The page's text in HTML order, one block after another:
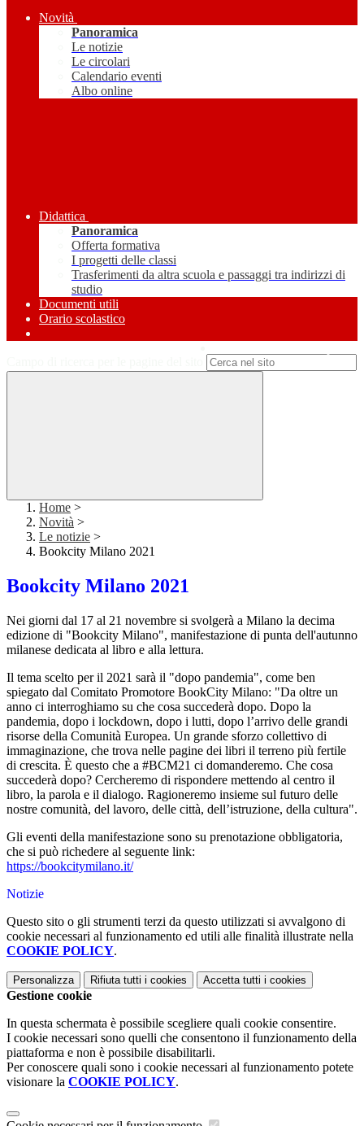
Novità
Panoramica
Le notizie
Le circolari
Calendario eventi
Albo online
Didattica
Panoramica
Offerta formativa
I progetti delle classi
Trasferimenti da altra scuola e passaggi tra indirizzi di
studio
Documenti utili
Orario scolastico
Home >
Novità >
Le notizie >
Bookcity Milano 2021
Bookcity Milano 2021
Nei giorni dal 17 al 21 novembre si svolgerà a Milano la decima
edizione di "Bookcity Milano", manifestazione di punta dell'autunno
milanese dedicata al libro e alla lettura.
Il tema scelto per il 2021 sarà il "dopo pandemia", come ben
spiegato dal Comitato Promotore BookCity Milano: "Da oltre un
anno ci interroghiamo su che cosa succederà dopo. Dopo la
pandemia, dopo i lockdown, dopo i lutti, dopo l’arrivo delle grandi
risorse della Comunità Europea. Un grande sforzo collettivo di
immaginazione, che trova nelle pagine dei libri il terreno più fertile
di crescita. È questo che a #BCM21 ci domanderemo. Che cosa
succederà dopo? Cercheremo di rispondere mettendo al centro il
libro, la parola e il dialogo. Ragioneremo insieme sul futuro delle
nostre comunità, del lavoro, delle città, dell’istruzione, della cultura".
Gli eventi della manifestazione sono su prenotazione obbligatoria,
che si può richedere al seguente link:
https://bookcitymilano.it/
Notizie
Questo sito o gli strumenti terzi da questo utilizzati si avvalgono di
cookie necessari al funzionamento ed utili alle finalità illustrate nella
COOKIE POLICY.
Personalizza Rifiuta tutti i cookies Accetta tutti i cookies
Gestione cookie
In questa schermata è possibile scegliere quali cookie consentire.
I cookie necessari sono quelli che consentono il funzionamento della
piattaforma e non è possibile disabilitarli.
Per conoscere quali sono i cookie necessari al funzionamento potete
visionare la COOKIE POLICY.